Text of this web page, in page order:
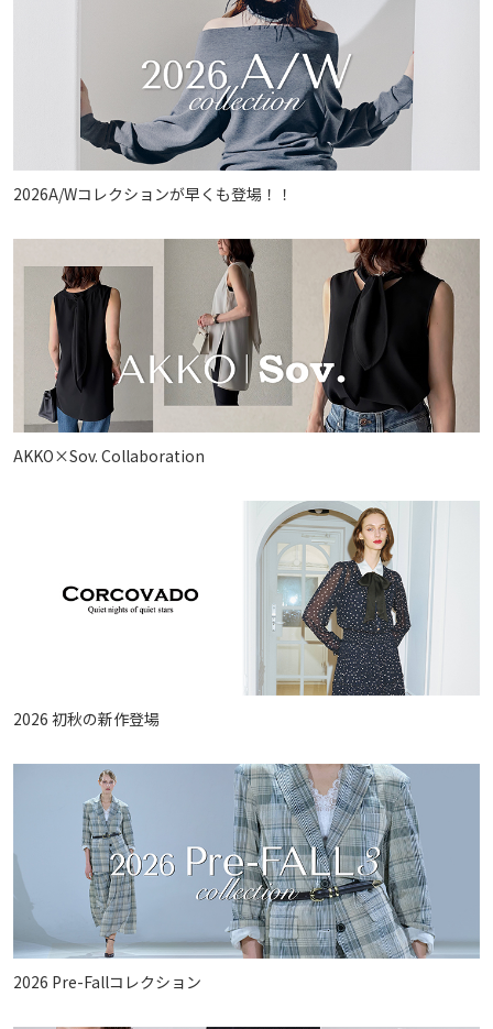
2026A/Wコレクションが早くも登場！！
AKKO×Sov. Collaboration
2026 初秋の新作登場
2026 Pre-Fallコレクション